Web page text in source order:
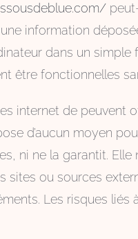
une information
dans un simple
être fonctionnelles
internet de peuvent
d’aucun moyen
ni ne la garantit.
sites ou sources
Les risques